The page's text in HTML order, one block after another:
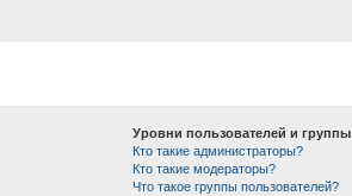
Уровни пользователей и группы
Кто такие администраторы?
Кто такие модераторы?
Что такое группы пользователей?